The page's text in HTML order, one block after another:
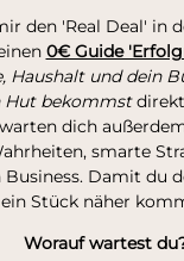
den 'Real Deal' in
0€ Guide
Haushalt und dein
Hut bekommst
dich
smarte
Damit du
ein Stück näher
Worauf wartest